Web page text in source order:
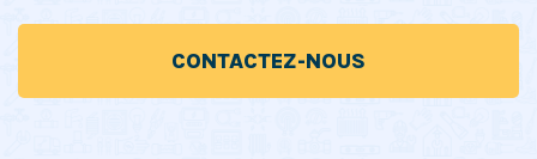
CONTACTEZ-NOUS